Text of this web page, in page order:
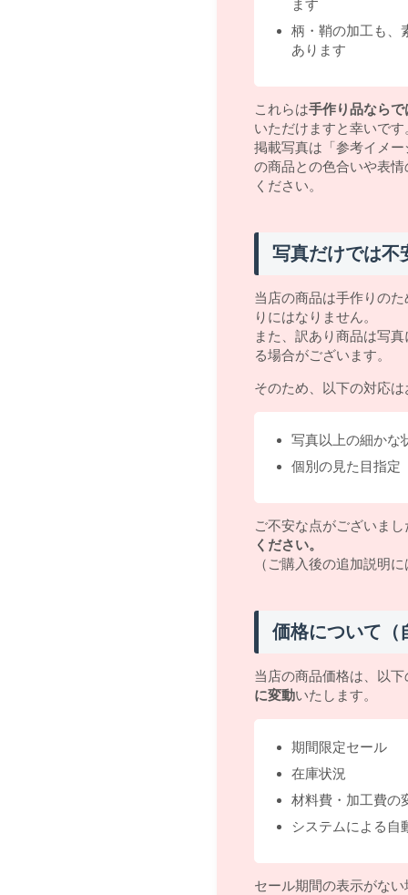
ます
柄・鞘の加工も、
あります
これらは手作り品なら
いただけますと幸いです
掲載写真は「参考イメ
の商品との色合いや表
ください。
写真だけでは不
当店の商品は手作りの
りにはなりません。
また、訳あり商品は写
る場合がございます。
そのため、以下の対応
写真以上の細かな
個別の見た目指定
ご不安な点がございまし
ください。
（ご購入後の追加説明
価格について（
当店の商品価格は、以
に変動いたします。
期間限定セール
在庫状況
材料費・加工費の
システムによる自
セール期間の表示がな